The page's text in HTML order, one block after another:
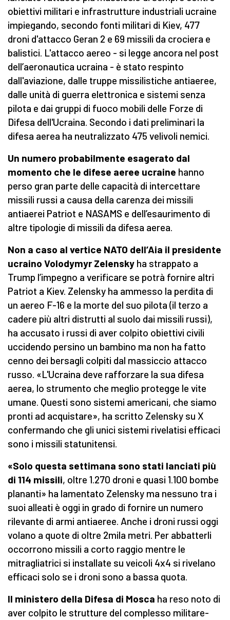
obiettivi militari e infrastrutture industriali ucraine
impiegando, secondo fonti militari di Kiev, 477
droni d'attacco Geran 2 e 69 missili da crociera e
balistici. L'attacco aereo - si legge ancora nel post
dell’aeronautica ucraina - è stato respinto
dall'aviazione, dalle truppe missilistiche antiaeree,
dalle unità di guerra elettronica e sistemi senza
pilota e dai gruppi di fuoco mobili delle Forze di
Difesa dell'Ucraina. Secondo i dati preliminari la
difesa aerea ha neutralizzato 475 velivoli nemici.
Un numero probabilmente esagerato dal
momento che le difese aeree ucraine hanno
perso gran parte delle capacità di intercettare
missili russi a causa della carenza dei missili
antiaerei Patriot e NASAMS e dell’esaurimento di
altre tipologie di missili da difesa aerea.
Non a caso al vertice NATO dell’Aia il presidente
ucraino Volodymyr Zelensky ha strappato a
Trump l’impegno a verificare se potrà fornire altri
Patriot a Kiev. Zelensky ha ammesso la perdita di
un aereo F-16 e la morte del suo pilota (il terzo a
cadere più altri distrutti al suolo dai missili russi),
ha accusato i russi di aver colpito obiettivi civili
uccidendo persino un bambino ma non ha fatto
cenno dei bersagli colpiti dal massiccio attacco
russo. «L'Ucraina deve rafforzare la sua difesa
aerea, lo strumento che meglio protegge le vite
umane. Questi sono sistemi americani, che siamo
pronti ad acquistare», ha scritto Zelensky su X
confermando che gli unici sistemi rivelatisi efficaci
sono i missili statunitensi.
«Solo questa settimana sono stati lanciati più
di 114 missili, oltre 1.270 droni e quasi 1.100 bombe
plananti» ha lamentato Zelensky ma nessuno tra i
suoi alleati è oggi in grado di fornire un numero
rilevante di armi antiaeree. Anche i droni russi oggi
volano a quote di oltre 2mila metri. Per abbatterli
occorrono missili a corto raggio mentre le
mitragliatrici si installate su veicoli 4x4 si rivelano
efficaci solo se i droni sono a bassa quota.
Il ministero della Difesa di Mosca ha reso noto di
aver colpito le strutture del complesso militare-